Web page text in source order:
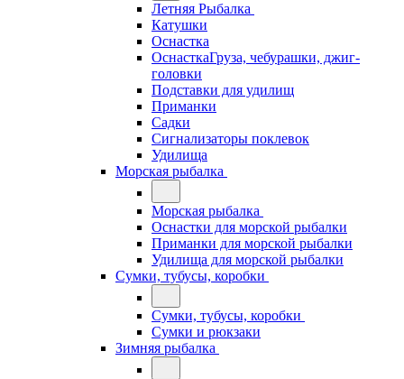
Летняя Рыбалка
Катушки
Оснастка
ОснасткаГруза, чебурашки, джиг-
головки
Подставки для удилищ
Приманки
Садки
Сигнализаторы поклевок
Удилища
Морская рыбалка
Морская рыбалка
Оснастки для морской рыбалки
Приманки для морской рыбалки
Удилища для морской рыбалки
Сумки, тубусы, коробки
Сумки, тубусы, коробки
Сумки и рюкзаки
Зимняя рыбалка